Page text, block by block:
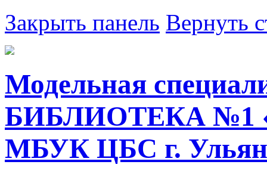
Закрыть панель Вернуть
Модельная
БИБЛИОТЕКА №1
МБУК ЦБС г.